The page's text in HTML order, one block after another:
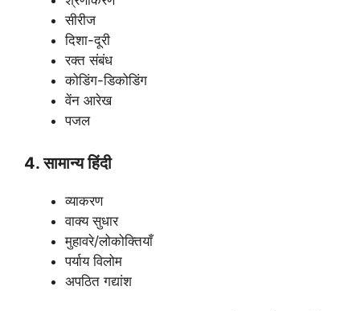
सीरीज
दिशा-दूरी
रक्त संबंध
कोडिंग-डिकोडिंग
वेंन आरेख
पजल
4. सामान्य हिंदी
व्याकरण
वाक्य सुधार
मुहावरे/लोकोक्तियाँ
पर्याय विलोम
अपठित गद्यांश